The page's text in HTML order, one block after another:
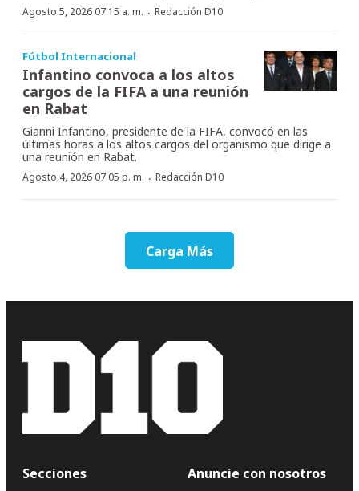
Agosto 5, 2026 07:15 a. m. · Redacción D10
Fútbol Internacional
Infantino convoca a los altos
cargos de la FIFA a una reunión
en Rabat
Gianni Infantino, presidente de la FIFA, convocó en las
últimas horas a los altos cargos del organismo que dirige a
una reunión en Rabat.
Agosto 4, 2026 07:05 p. m. · Redacción D10
Carga Más
Secciones
Anuncie con nosotros